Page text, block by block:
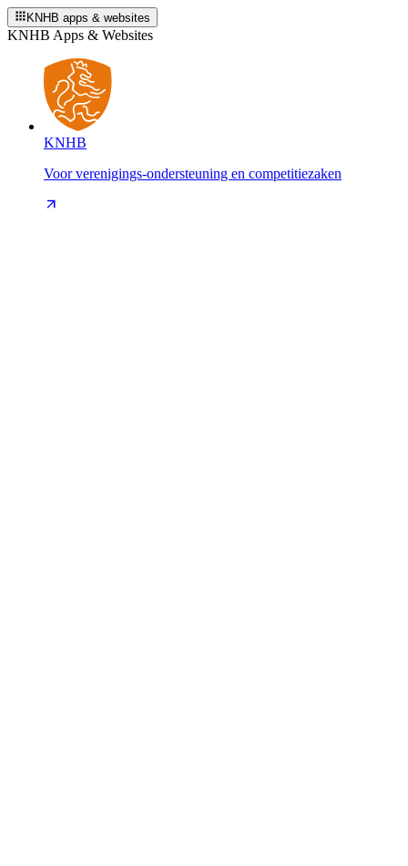
KNHB apps & websites
KNHB Apps & Websites
KNHB
Voor verenigings-ondersteuning en competitiezaken